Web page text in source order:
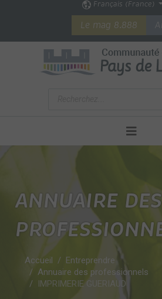
Français (France)
Le mag 8.888
ANNUAIRE DES
Accueil
Entreprendre
Annuaire des professionnels
IMPRIMERIE GUERIAUD